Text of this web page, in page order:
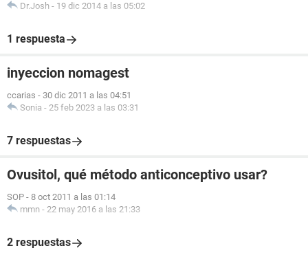
Dr.Josh - 19 dic 2014 a las 05:02
1 respuesta
inyeccion nomagest
ccarias - 30 dic 2011 a las 04:51
Sonia - 25 feb 2023 a las 03:31
7 respuestas
Ovusitol, qué método anticonceptivo usar?
SOP - 8 oct 2011 a las 01:14
mmn - 22 may 2016 a las 21:33
2 respuestas